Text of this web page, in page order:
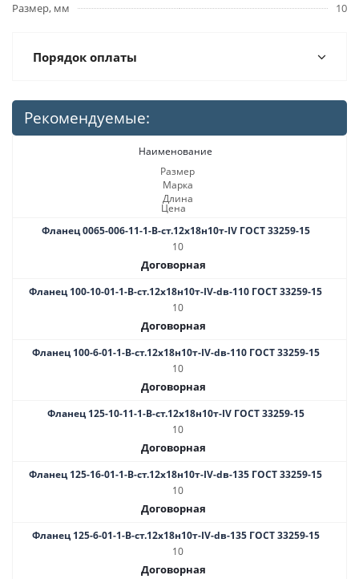
Размер, мм 10
Порядок оплаты
Рекомендуемые:
Наименование
Размер
Марка
Длина
Цена
Фланец 0065-006-11-1-B-ст.12х18н10т-IV ГОСТ 33259-15
10
Договорная
Фланец 100-10-01-1-В-ст.12х18н10т-IV-dв-110 ГОСТ 33259-15
10
Договорная
Фланец 100-6-01-1-В-ст.12х18н10т-IV-dв-110 ГОСТ 33259-15
10
Договорная
Фланец 125-10-11-1-B-ст.12х18н10т-IV ГОСТ 33259-15
10
Договорная
Фланец 125-16-01-1-B-ст.12х18н10т-IV-dв-135 ГОСТ 33259-15
10
Договорная
Фланец 125-6-01-1-В-ст.12х18н10т-IV-dв-135 ГОСТ 33259-15
10
Договорная